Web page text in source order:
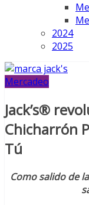
2024
2025
Mercadeo
Jack’s®
Chicharrón
Tú
Como salido de